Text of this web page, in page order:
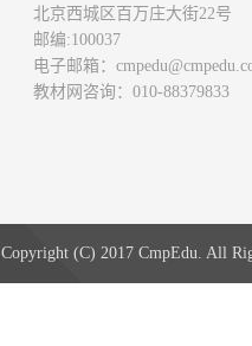
北京西城区百万庄大街22号
邮编:100037
电子邮箱：
教材网咨询：010-88379833
Copyright (C) 2017 CmpEdu. All